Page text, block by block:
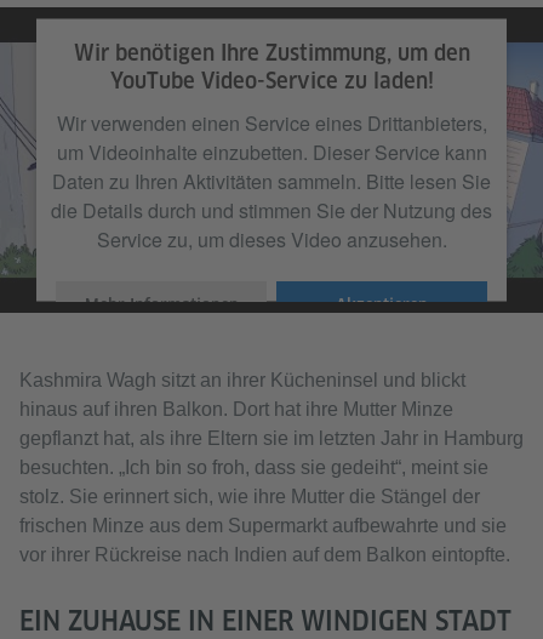
Wir benötigen Ihre Zustimmung, um den
YouTube Video-Service zu laden!
Wir verwenden einen Service eines Drittanbieters,
um Videoinhalte einzubetten. Dieser Service kann
Daten zu Ihren Aktivitäten sammeln. Bitte lesen Sie
die Details durch und stimmen Sie der Nutzung des
Service zu, um dieses Video anzusehen.
Mehr Informationen Akzeptieren
Kashmira Wagh sitzt an ihrer Kücheninsel und blickt
hinaus auf ihren Balkon. Dort hat ihre Mutter Minze
gepflanzt hat, als ihre Eltern sie im letzten Jahr in Hamburg
besuchten. „Ich bin so froh, dass sie gedeiht“, meint sie
stolz. Sie erinnert sich, wie ihre Mutter die Stängel der
frischen Minze aus dem Supermarkt aufbewahrte und sie
vor ihrer Rückreise nach Indien auf dem Balkon eintopfte.
EIN ZUHAUSE IN EINER WINDIGEN STADT